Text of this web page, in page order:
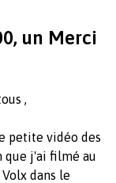
un Merci
,
petite vidéo des
que j'ai filmé au
dans le